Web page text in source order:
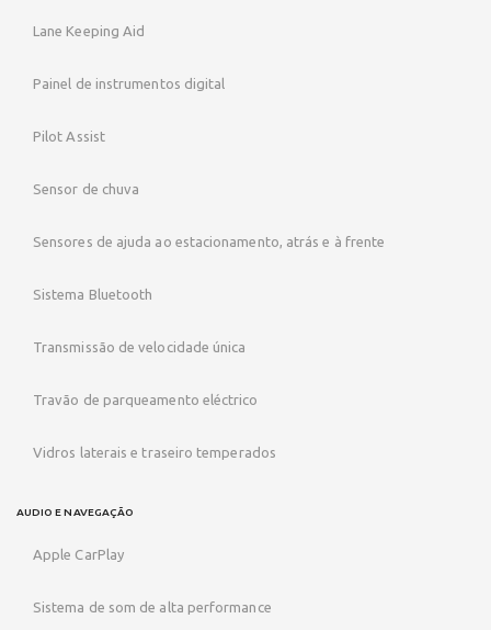
Lane Keeping Aid
Painel de instrumentos digital
Pilot Assist
Sensor de chuva
Sensores de ajuda ao estacionamento, atrás e à frente
Sistema Bluetooth
Transmissão de velocidade única
Travão de parqueamento eléctrico
Vidros laterais e traseiro temperados
AUDIO E NAVEGAÇÃO
Apple CarPlay
Sistema de som de alta performance